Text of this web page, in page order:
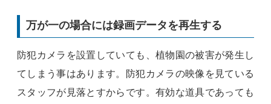
万が一の場合には録画データを再生する
防犯カメラを設置していても、植物園の被害が発生し
てしまう事はあります。防犯カメラの映像を見ている
スタッフが見落とすからです。有効な道具であっても